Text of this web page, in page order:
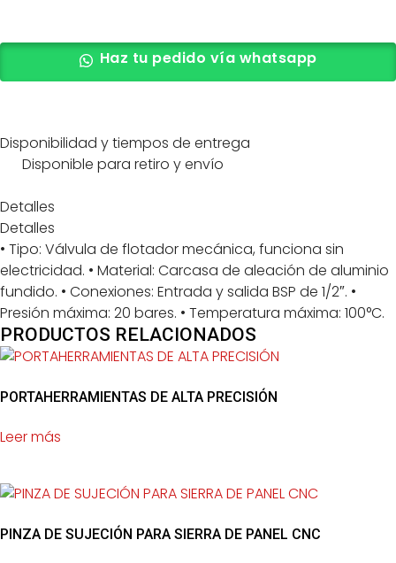
Haz tu pedido vía whatsapp
Disponibilidad y tiempos de entrega
Disponible para retiro y envío
Detalles
Detalles
• Tipo: Válvula de flotador mecánica, funciona sin
electricidad. • Material: Carcasa de aleación de aluminio
fundido. • Conexiones: Entrada y salida BSP de 1/2″. •
Presión máxima: 20 bares. • Temperatura máxima: 100°C.
PRODUCTOS RELACIONADOS
PORTAHERRAMIENTAS DE ALTA PRECISIÓN
Leer más
PINZA DE SUJECIÓN PARA SIERRA DE PANEL CNC